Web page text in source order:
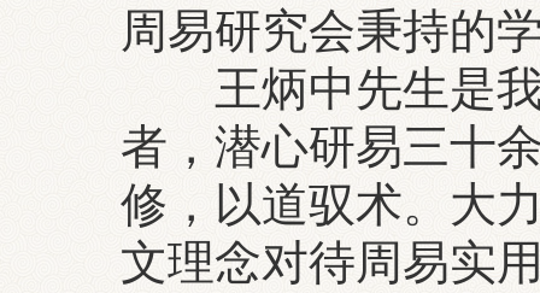
周易研究会秉持的
王炳中先生是我
者，潜心研易三十
修，以道驭术。大
文理念对待周易实